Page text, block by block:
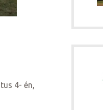
4- én,